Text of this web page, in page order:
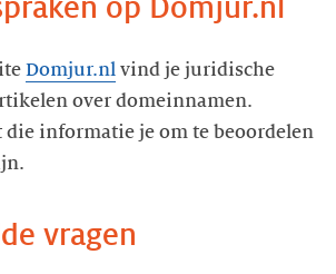
op Domjur.nl
Domjur.nl vind je juridische
over domeinnamen.
informatie je om te beoordelen
vragen